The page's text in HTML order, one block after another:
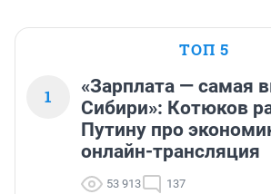
ТОП 5
1
«Зарплата — самая
Сибири»: Котюков
Путину про
онлайн-трансляция
53 913 137